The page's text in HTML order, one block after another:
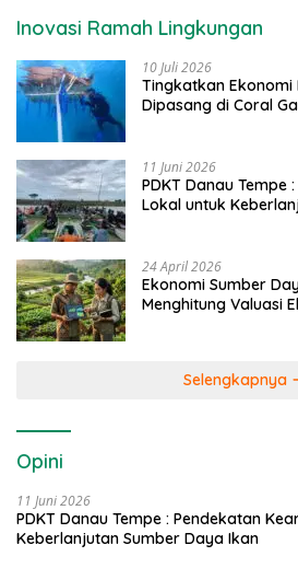
Inovasi Ramah Lingkungan
10 Juli 2026
Tingkatkan
Dipasang di Coral
11 Juni 2026
PDKT Danau Tempe
Lokal untuk
24 April 2026
Ekonomi Sumber
Menghitung Valuasi
Selengkapnya
Opini
11 Juni 2026
PDKT Danau Tempe : Pendekatan
Keberlanjutan Sumber Daya Ikan